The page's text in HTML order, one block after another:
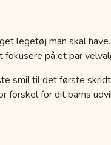
legetøj man skal
på et par
smil til det første
forskel for dit barns